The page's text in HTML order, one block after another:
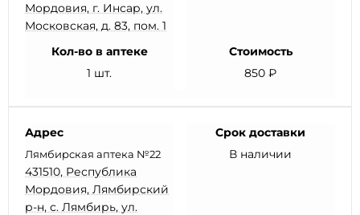
Мордовия, г. Инсар, ул.
Московская, д. 83, пом. 1
Кол-во в аптеке
1 шт.
Стоимость
850 ₽
Адрес
Лямбирская аптека №22
431510, Республика
Мордовия, Лямбирский
р-н, с. Лямбирь, ул.
Срок доставки
В наличии